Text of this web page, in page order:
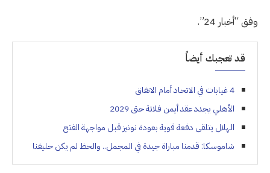
وفق “أخبار 24”.
قد تعجبك أيضاً
4 غيابات في الاتحاد أمام الاتفاق
الأهلي يجدد عقد أيمن فلاتة حتى 2029
الهلال يتلقى دفعة قوية بعودة نونيز قبل مواجهة الفتح
شاموسكا: قدمنا مباراة جيدة في المجمل.. والحظ لم يكن حليفنا